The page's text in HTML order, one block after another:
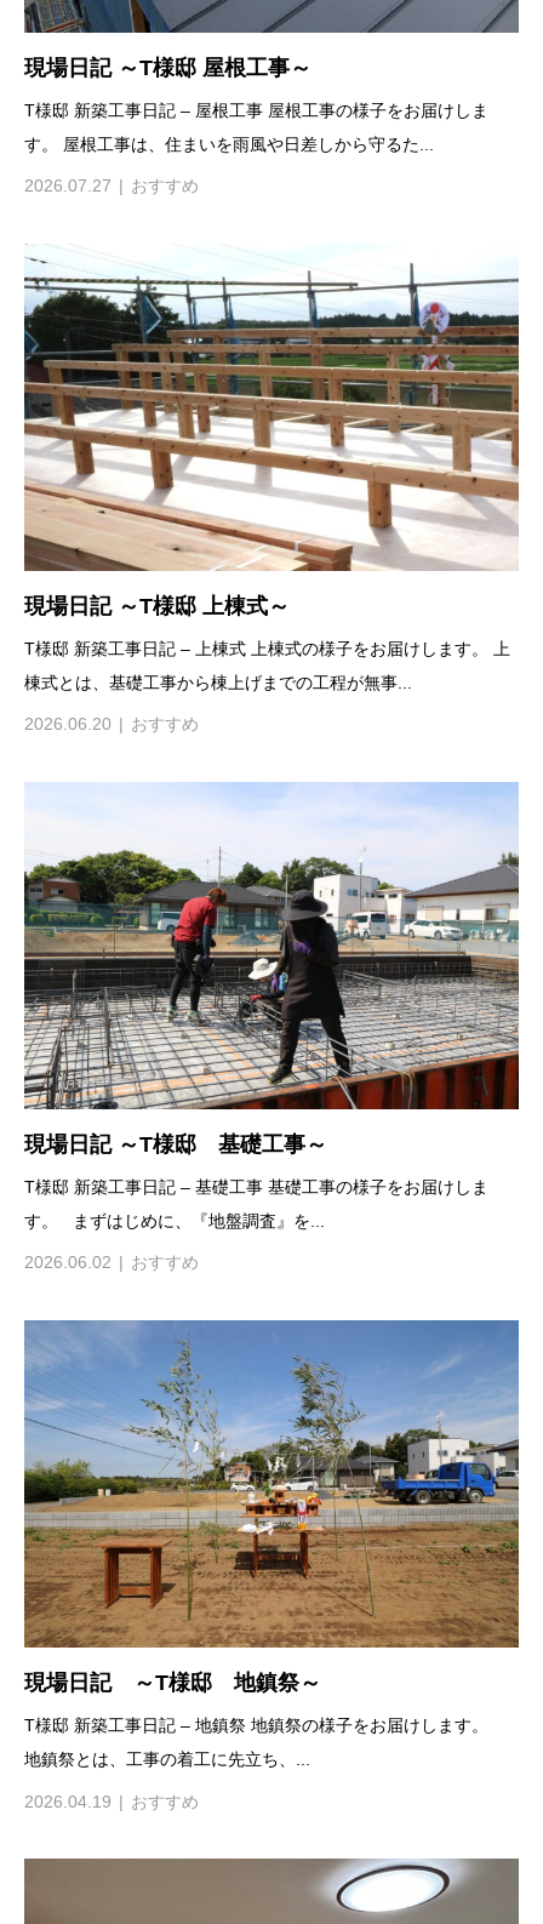
現場日記 ～T様邸 屋根工事～
T様邸 新築工事日記 – 屋根工事 屋根工事の様子をお届けしま
す。 屋根工事は、住まいを雨風や日差しから守るた...
2026.07.27 おすすめ
現場日記 ～T様邸 上棟式～
T様邸 新築工事日記 – 上棟式 上棟式の様子をお届けします。 上
棟式とは、基礎工事から棟上げまでの工程が無事...
2026.06.20 おすすめ
現場日記 ～T様邸 基礎工事～
T様邸 新築工事日記 – 基礎工事 基礎工事の様子をお届けしま
す。 まずはじめに、『地盤調査』を...
2026.06.02 おすすめ
現場日記 ～T様邸 地鎮祭～
T様邸 新築工事日記 – 地鎮祭 地鎮祭の様子をお届けします。
地鎮祭とは、工事の着工に先立ち、...
2026.04.19 おすすめ